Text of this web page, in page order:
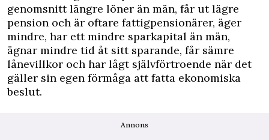
genomsnitt längre löner än män, får ut lägre
pension och är oftare fattigpensionärer, äger
mindre, har ett mindre sparkapital än män,
ägnar mindre tid åt sitt sparande, får sämre
lånevillkor och har lågt självförtroende när det
gäller sin egen förmåga att fatta ekonomiska
beslut.
Annons